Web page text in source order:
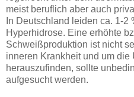
meist beruflich aber auch
In Deutschland leiden ca. 1-2
Hyperhidrose. Eine erhöhte
Schweißproduktion ist nicht
inneren Krankheit und um die
herauszufinden, sollte
aufgesucht werden.